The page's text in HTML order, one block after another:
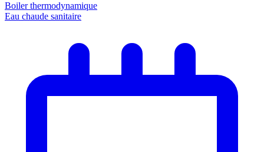
Boiler thermodynamique
Eau chaude sanitaire